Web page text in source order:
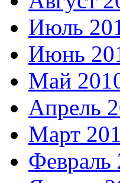
Июль
Июнь
Май
Апрель
Март
Февраль